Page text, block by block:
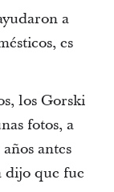
a
es
los Gorski
fotos, a
antes
dijo que fue